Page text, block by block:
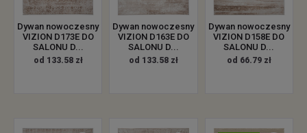
Dywan nowoczesny
VIZION D173E DO
SALONU D...
od 133.58 zł
Dywan nowoczesny
VIZION D163E DO
SALONU D...
od 133.58 zł
Dywan nowoczesny
VIZION D158E DO
SALONU D...
od 66.79 zł